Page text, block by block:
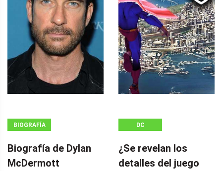
BIOGRAFÍA
Biografía de Dylan
McDermott
DC
¿Se revelan los
detalles del juego